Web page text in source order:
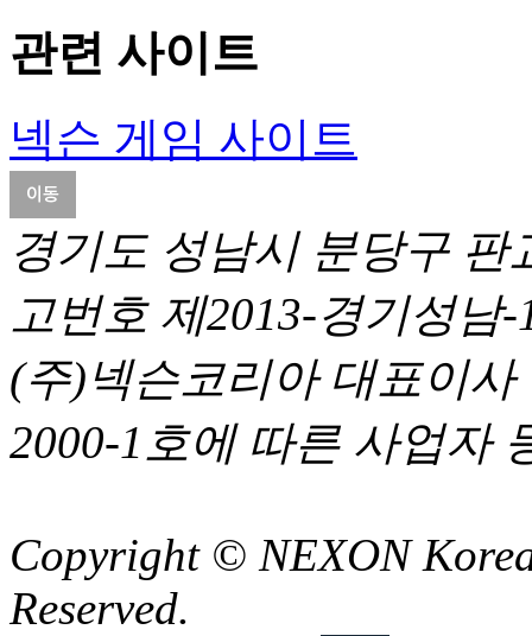
관련 사이트
넥슨 게임 사이트
경기도 성남시 분당구 판
고번호 제2013-경기성남-
(주)넥슨코리아 대표이사
2000-1호에 따른 사업자
Copyright © NEXON
Reserved.